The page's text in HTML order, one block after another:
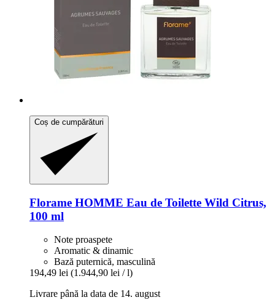
Coș de cumpărături
Florame HOMME Eau de Toilette Wild Citrus,
100 ml
Note proaspete
Aromatic & dinamic
Bază puternică, masculină
194,49 lei (1.944,90 lei / l)
Livrare până la data de 14. august